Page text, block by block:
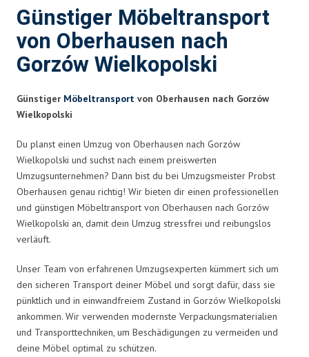
Günstiger Möbeltransport
von Oberhausen nach
Gorzów Wielkopolski
Günstiger Möbeltransport von Oberhausen nach Gorzów
Wielkopolski
Du planst einen Umzug von Oberhausen nach Gorzów
Wielkopolski und suchst nach einem preiswerten
Umzugsunternehmen? Dann bist du bei Umzugsmeister Probst
Oberhausen genau richtig! Wir bieten dir einen professionellen
und günstigen Möbeltransport von Oberhausen nach Gorzów
Wielkopolski an, damit dein Umzug stressfrei und reibungslos
verläuft.
Unser Team von erfahrenen Umzugsexperten kümmert sich um
den sicheren Transport deiner Möbel und sorgt dafür, dass sie
pünktlich und in einwandfreiem Zustand in Gorzów Wielkopolski
ankommen. Wir verwenden modernste Verpackungsmaterialien
und Transporttechniken, um Beschädigungen zu vermeiden und
deine Möbel optimal zu schützen.